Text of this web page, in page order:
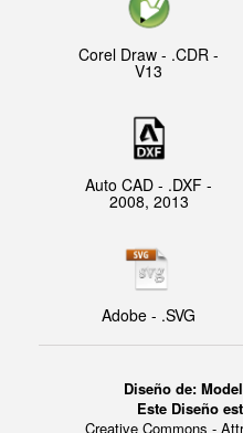
Corel Draw - .CDR -
V13
Auto CAD - .DXF -
2008, 2013
Adobe - .SVG
Diseño de:
Este Diseño
Creative Commons -